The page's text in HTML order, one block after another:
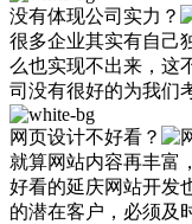
没有体现公司实力？
很多企业其实有自己
么也实现不出来，这
司没有很好的为我们
网页设计不好看？
就算网站内容再丰富
好看的延庆网站开发
的潜在客户，必须及